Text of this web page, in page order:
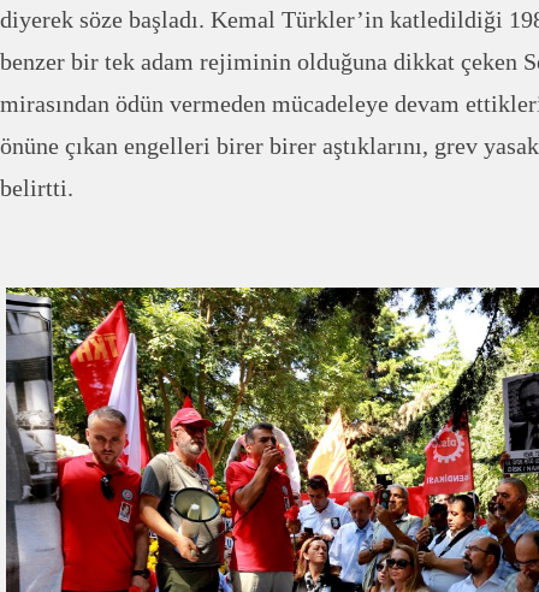
diyerek söze başladı. Kemal Türkler’in katledildiği
benzer bir tek adam rejiminin olduğuna dikkat çeken
mirasından ödün vermeden mücadeleye devam
önüne çıkan engelleri birer birer aştıklarını, grev
belirtti.